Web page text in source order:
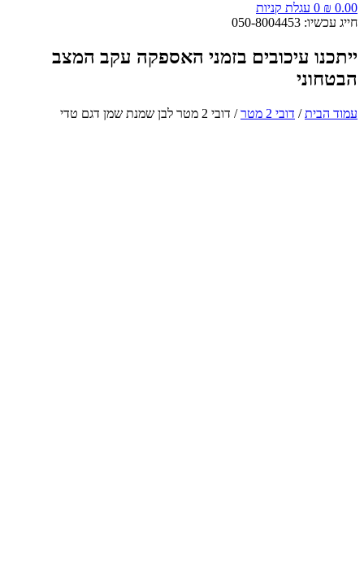
₪ 0.00
0 עגלת קניות
חייג עכשיו: 050-8004453
ייתכנו עיכובים בזמני האספקה עקב המצב
הבטחוני
עמוד הבית/ דובי 2 מטר / דובי 2 מטר לבן שמנת שמן דגם טדי